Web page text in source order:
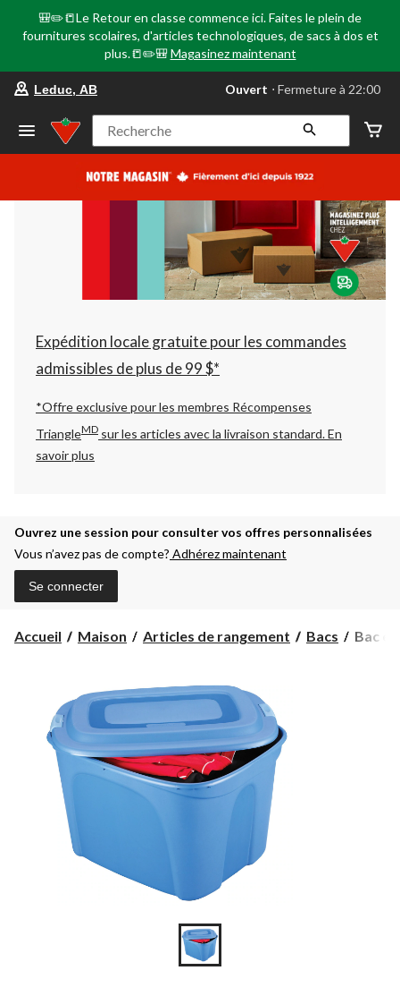
🎒✏️📒Le Retour en classe commence ici. Faites le plein de
fournitures scolaires, d'articles technologiques, de sacs à dos et
plus.📒✏️🎒 Magasinez maintenant
votre
préféré
Leduc,
AB,
courament
Fermeture
à
22:00
cliquer
pour
changer
Leduc, AB Ouvert ⋅ Fermeture à 22:00
Recherche
Expédition locale gratuite pour les commandes
admissibles de plus de 99 $*
*Offre exclusive pour les membres Récompenses
TriangleMD sur les articles avec la livraison standard.En
savoir plus
Ouvrez une session pour consulter vos offres personnalisées
Vous n’avez pas de compte? Adhérez maintenant
Se connecter
Accueil Maison Articles de rangement Bacs
Bac
Bac